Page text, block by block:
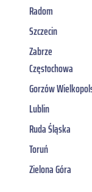
Radom
Szczecin
Zabrze
Częstochowa
Gorzów
Lublin
Ruda Śląska
Toruń
Zielona Góra